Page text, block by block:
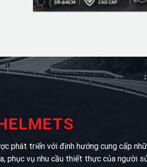
phát triển với định hướng cung cấp
phục vụ nhu cầu thiết thực của người